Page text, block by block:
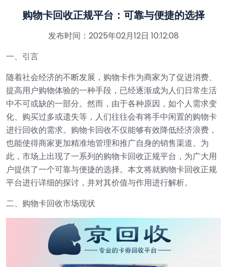
购物卡回收正规平台：可靠与便捷的选择
发布时间：2025年02月12日 10:12:08
一、引言
随着社会经济的不断发展，购物卡作为商家为了促进消费、
提高用户购物体验的一种手段，已经逐渐成为人们日常生活
中不可或缺的一部分。然而，由于各种原因，如个人需求变
化、购买过多或遗失等，人们往往会有将手中闲置的购物卡
进行回收的需求。购物卡回收不仅能够有效降低经济浪费，
也能使得商家更加精准地管理和推广自身的销售渠道。为
此，市场上出现了一系列的购物卡回收正规平台，为广大用
户提供了一个可靠与便捷的选择。本文将就购物卡回收正规
平台进行详细的探讨，并对其价值与作用进行解析。
二、购物卡回收市场现状